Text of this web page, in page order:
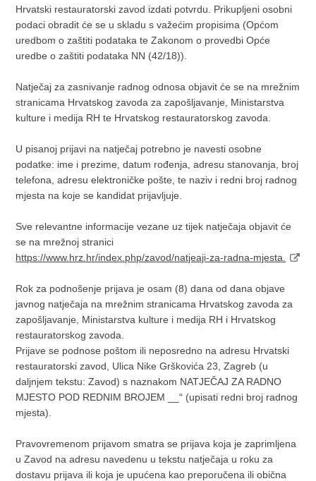
Hrvatski restauratorski zavod izdati potvrdu. Prikupljeni osobni
podaci obradit će se u skladu s važećim propisima (Općom
uredbom o zaštiti podataka te Zakonom o provedbi Opće
uredbe o zaštiti podataka NN (42/18)).
Natječaj za zasnivanje radnog odnosa objavit će se na mrežnim
stranicama Hrvatskog zavoda za zapošljavanje, Ministarstva
kulture i medija RH te Hrvatskog restauratorskog zavoda.
U pisanoj prijavi na natječaj potrebno je navesti osobne
podatke: ime i prezime, datum rođenja, adresu stanovanja, broj
telefona, adresu elektroničke pošte, te naziv i redni broj radnog
mjesta na koje se kandidat prijavljuje.
Sve relevantne informacije vezane uz tijek natječaja objavit će
se na mrežnoj stranici
https://www.hrz.hr/index.php/zavod/natjeaji-za-radna-mjesta.
Rok za podnošenje prijava je osam (8) dana od dana objave
javnog natječaja na mrežnim stranicama Hrvatskog zavoda za
zapošljavanje, Ministarstva kulture i medija RH i Hrvatskog
restauratorskog zavoda.
Prijave se podnose poštom ili neposredno na adresu Hrvatski
restauratorski zavod, Ulica Nike Grškovića 23, Zagreb (u
daljnjem tekstu: Zavod) s naznakom NATJEČAJ ZA RADNO
MJESTO POD REDNIM BROJEM __“ (upisati redni broj radnog
mjesta).
Pravovremenom prijavom smatra se prijava koja je zaprimljena
u Zavod na adresu navedenu u tekstu natječaja u roku za
dostavu prijava ili koja je upućena kao preporučena ili obična